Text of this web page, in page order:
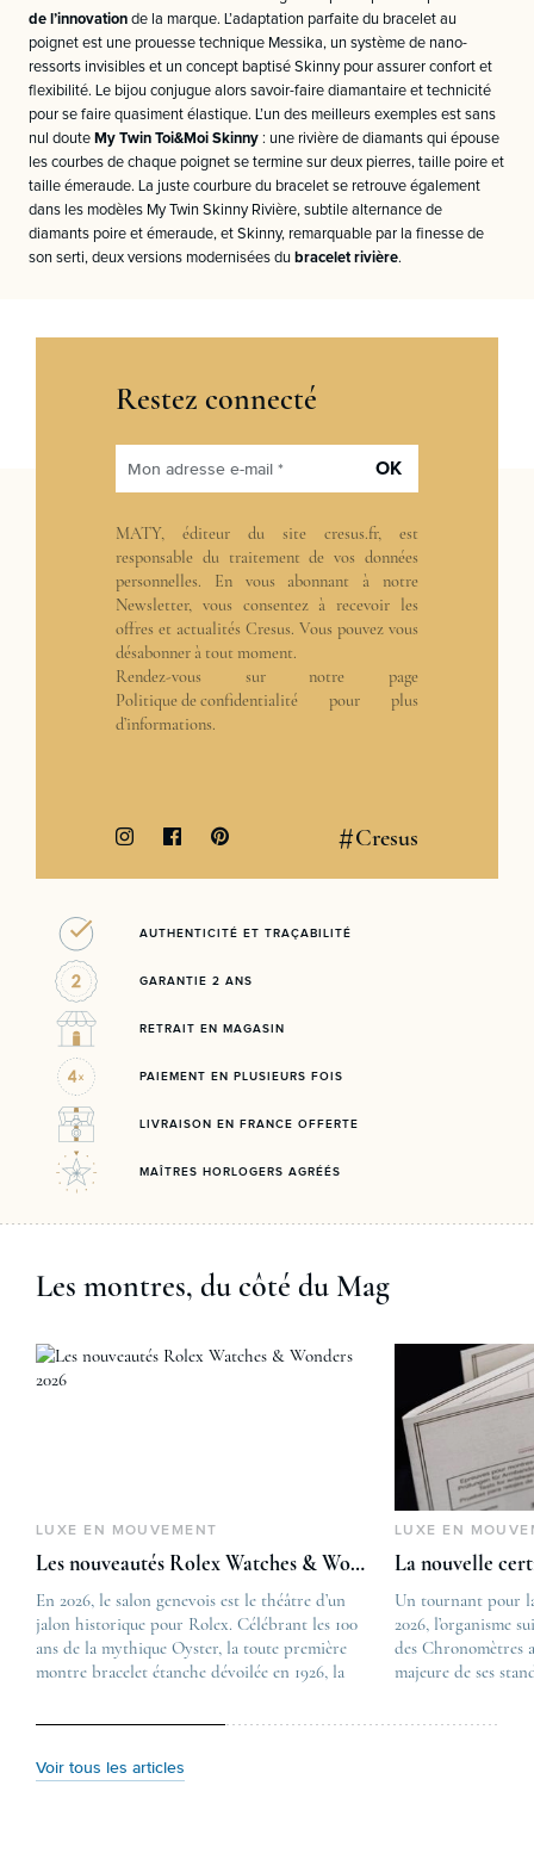
de l’innovation de la marque. L’adaptation parfaite du bracelet au
poignet est une prouesse technique Messika, un système de nano-
ressorts invisibles et un concept baptisé Skinny pour assurer confort et
flexibilité. Le bijou conjugue alors savoir-faire diamantaire et technicité
pour se faire quasiment élastique. L’un des meilleurs exemples est sans
nul doute My Twin Toi&Moi Skinny : une rivière de diamants qui épouse
les courbes de chaque poignet se termine sur deux pierres, taille poire et
taille émeraude. La juste courbure du bracelet se retrouve également
dans les modèles My Twin Skinny Rivière, subtile alternance de
diamants poire et émeraude, et Skinny, remarquable par la finesse de
son serti, deux versions modernisées du bracelet rivière.
Restez connecté
Mon adresse e-mail * OK
MATY, éditeur du site cresus.fr, est
responsable du traitement de vos données
personnelles. En vous abonnant à notre
Newsletter, vous consentez à recevoir les
offres et actualités Cresus. Vous pouvez vous
désabonner à tout moment.
Rendez-vous sur notre page
Politique de confidentialité pour plus
d’informations.
#Cresus
AUTHENTICITÉ ET TRAÇABILITÉ
GARANTIE 2 ANS
RETRAIT EN MAGASIN
PAIEMENT EN PLUSIEURS FOIS
LIVRAISON EN FRANCE OFFERTE
MAÎTRES HORLOGERS AGRÉÉS
Les montres, du côté du Mag
Voir tous les articles
LUXE EN MOUVEMENT
Les nouveautés Rolex Watches & Wonders 2026
En 2026, le salon genevois est le théâtre d’un
jalon historique pour Rolex. Célébrant les 100
ans de la mythique Oyster, la toute première
montre bracelet étanche dévoilée en 1926, la
métallurgique à la réinterprétation esthétique
The post
Les nouveautés
first appeared on
Lovetime
LUXE EN
La nouvelle
Un tournant pour
2026, l’organisme
des Chronomètres
majeure de ses